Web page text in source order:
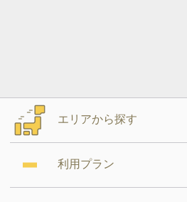
エリアから探す
利用プラン